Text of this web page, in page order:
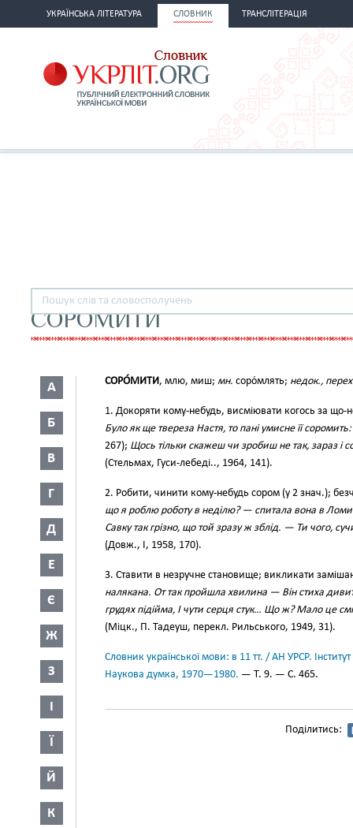
УКРАЇНСЬКА ЛІТЕРАТУРА СЛОВНИК ТРАНСЛІТЕРАЦІЯ
СОРОМИТИ
А
Б
В
Г
Д
Е
Є
Ж
З
І
Ї
Й
К
СОРО́МИТИ, млю, миш; мн. соро́млять; недок.,
1. Докоряти кому-небудь, висміювати когось за
Було як ще твереза Настя, то пані умисне її
267); Щось тільки скажеш чи зробиш не так, зараз
(Стельмах, Гуси-лебеді.., 1964, 141).
2. Робити, чинити кому-небудь сором (у 2 знач.);
що я роблю роботу в неділю? — спитала вона в
Савку так грізно, що той зразу ж зблід. — Ти чого,
(Довж., І, 1958, 170).
3. Ставити в незручне становище; викликати
налякана. От так пройшла хвилина — Він стиха
грудях підійма, І чути серця стук… Що ж? Мало це
(Міцк., П. Тадеуш, перекл. Рильського, 1949, 31).
Словник української мови: в 11 тт. / АН УРСР.
Наукова думка, 1970—1980. — Т. 9. — С. 465.
Поділитись: